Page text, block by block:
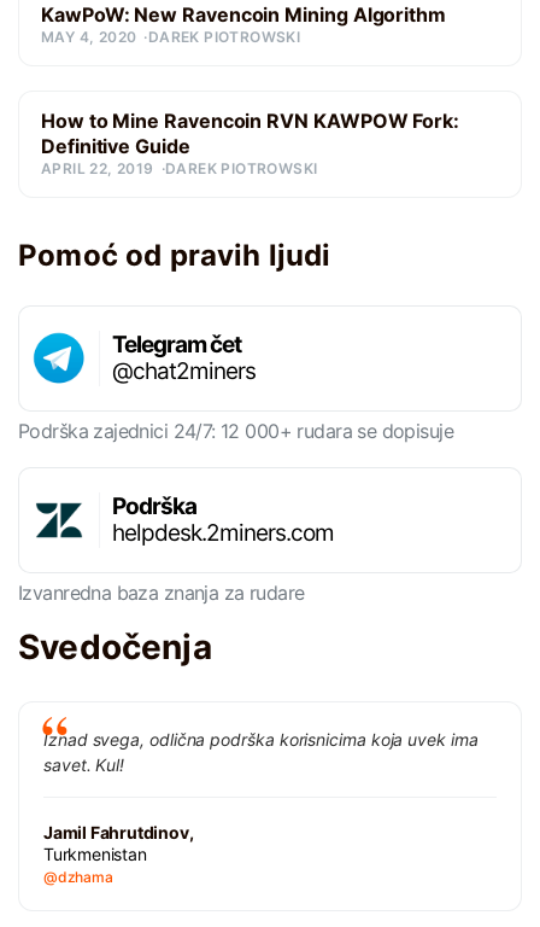
KawPoW: New Ravencoin Mining Algorithm
MAY 4, 2020 DAREK PIOTROWSKI
How to Mine Ravencoin RVN KAWPOW Fork:
Definitive Guide
APRIL 22, 2019 DAREK PIOTROWSKI
Pomoć od pravih ljudi
Telegram čet
@chat2miners
Podrška zajednici 24/7: 12 000+ rudara se dopisuje
Podrška
helpdesk.2miners.com
Izvanredna baza znanja za rudare
Svedočenja
Iznad svega, odlična podrška korisnicima koja uvek ima
savet. Kul!
Jamil Fahrutdinov,
Turkmenistan
@dzhama